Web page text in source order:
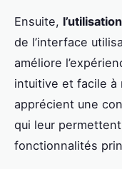
Ensuite,
de l’interface
améliore
intuitive et facile à
apprécient une
qui leur
fonctionnalités